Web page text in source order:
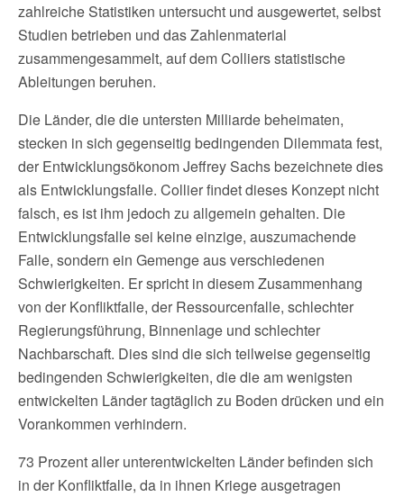
zahlreiche Statistiken untersucht und ausgewertet, selbst
Studien betrieben und das Zahlenmaterial
zusammengesammelt, auf dem Colliers statistische
Ableitungen beruhen.
Die Länder, die die untersten Milliarde beheimaten,
stecken in sich gegenseitig bedingenden Dilemmata fest,
der Entwicklungsökonom Jeffrey Sachs bezeichnete dies
als Entwicklungsfalle. Collier findet dieses Konzept nicht
falsch, es ist ihm jedoch zu allgemein gehalten. Die
Entwicklungsfalle sei keine einzige, auszumachende
Falle, sondern ein Gemenge aus verschiedenen
Schwierigkeiten. Er spricht in diesem Zusammenhang
von der Konfliktfalle, der Ressourcenfalle, schlechter
Regierungsführung, Binnenlage und schlechter
Nachbarschaft. Dies sind die sich teilweise gegenseitig
bedingenden Schwierigkeiten, die die am wenigsten
entwickelten Länder tagtäglich zu Boden drücken und ein
Vorankommen verhindern.
73 Prozent aller unterentwickelten Länder befinden sich
in der Konfliktfalle, da in ihnen Kriege ausgetragen